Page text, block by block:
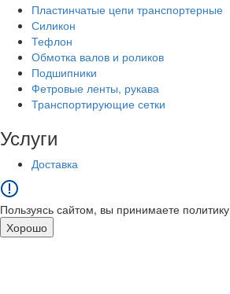
Пластинчатые цепи транспортерные
Силикон
Тефлон
Обмотка валов и роликов
Подшипники
Фетровые ленты, рукава
Транспортирующие сетки
Услуги
Доставка
Пользуясь сайтом, вы принимаете политику
Хорошо